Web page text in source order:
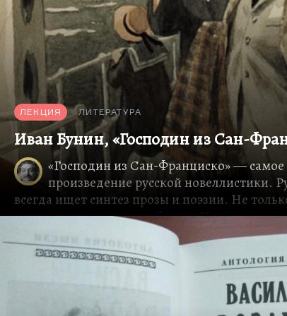
ЛЕКЦИЯ ЛИТЕРАТУРА
Иван Бунин, «Господин из Сан-
«Господин из Сан-Франциско» ― самое
произведение русской новеллистики.
всегда ищет синтез прозы и поэзии. Не
мировая, но русская особенно. И вот мне
найти этот синтез посчастливилось Андрею
предложил свой вариант, довольно трудно
второй вариант, как бы альтернативный, ―
который Андрея Белого терпеть не мог.
У Бунина довольно странный дискурс и